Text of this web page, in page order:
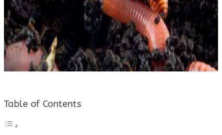
Table of Contents